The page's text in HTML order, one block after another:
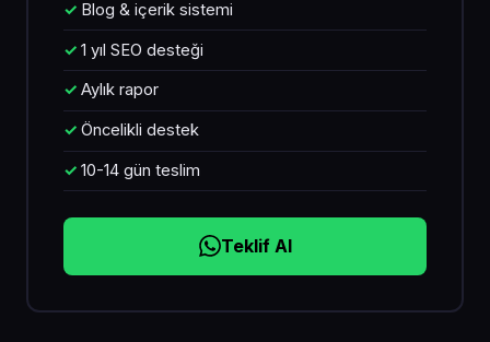
Blog & içerik sistemi
1 yıl SEO desteği
Aylık rapor
Öncelikli destek
10-14 gün teslim
Teklif Al